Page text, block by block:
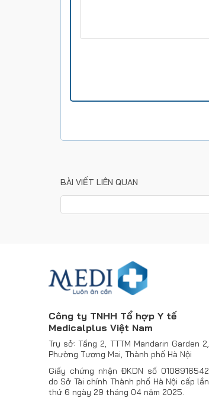
BÀI VIẾT LIÊN QUAN
Công ty TNHH Tổ hợp Y tế
Medicalplus Việt Nam
Trụ sở: Tầng 2, TTTM Mandarin Garden 2,
Phường Tương Mai, Thành phố Hà Nội
Giấy chứng nhận ĐKDN số 0108916542
do Sở Tài chính Thành phố Hà Nội cấp lần
thứ 6 ngày 29 tháng 04 năm 2025.